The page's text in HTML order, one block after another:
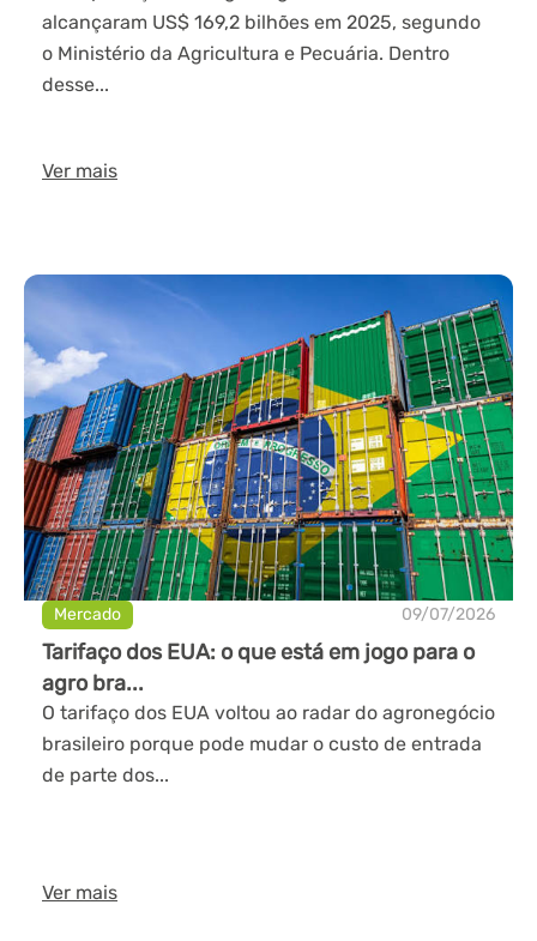
alcançaram US$ 169,2 bilhões em 2025, segundo
o Ministério da Agricultura e Pecuária. Dentro
desse...
Ver mais
Mercado 09/07/2026
Tarifaço dos EUA: o que está em jogo para o
agro bra...
O tarifaço dos EUA voltou ao radar do agronegócio
brasileiro porque pode mudar o custo de entrada
de parte dos...
Ver mais